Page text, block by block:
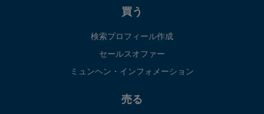
買う
検索プロフィール作成
セールスオファー
ミュンヘン・インフォメーション
売る